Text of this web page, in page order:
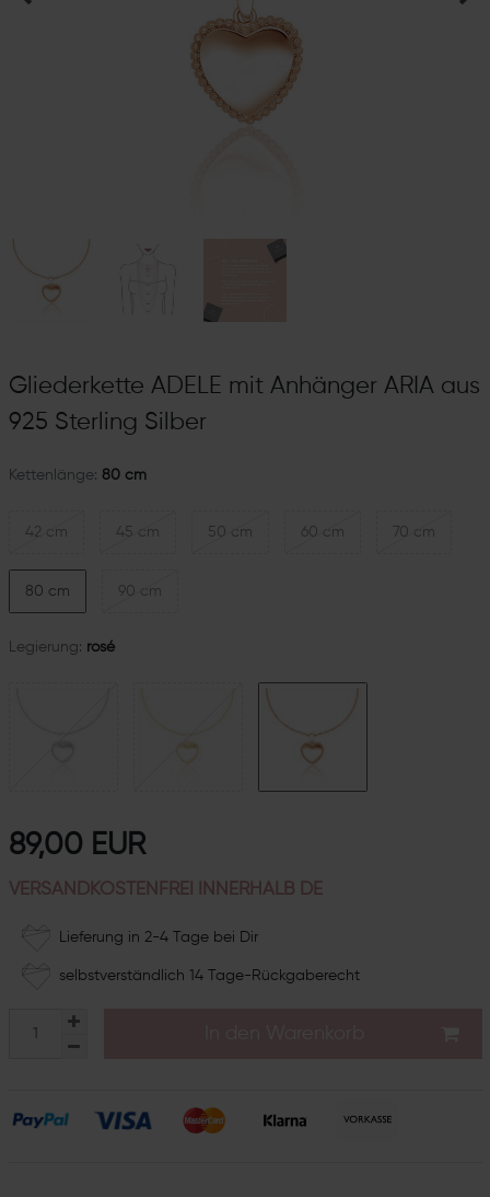
Gliederkette ADELE mit Anhänger ARIA aus
925 Sterling Silber
Kettenlänge: 80 cm
42 cm 45 cm 50 cm 60 cm 70 cm
80 cm 90 cm
Legierung: rosé
89,00 EUR
VERSANDKOSTENFREI INNERHALB DE
Lieferung in 2-4 Tage bei Dir
selbstverständlich 14 Tage-Rückgaberecht